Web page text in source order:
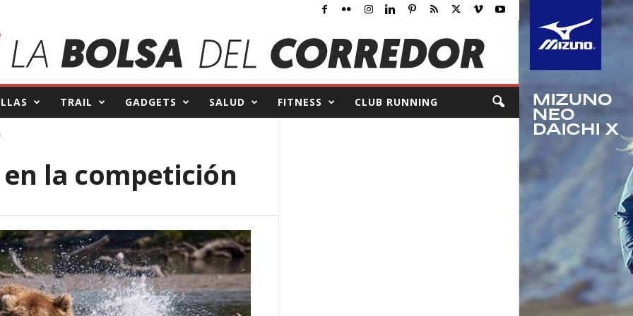
TRAIL GADGETS SALUD FITNESS CLUB RUNNING
la competición